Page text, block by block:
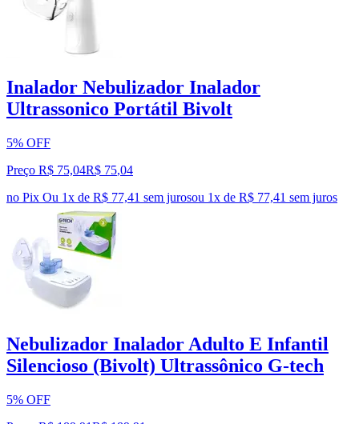
Inalador Nebulizador Inalador
Ultrassonico Portátil Bivolt
5% OFF
Preço R$ 75,04R$ 75,04
no Pix Ou 1x de R$ 77,41 sem jurosou 1x de R$ 77,41 sem juros
Nebulizador Inalador Adulto E Infantil
Silencioso (Bivolt) Ultrassônico G-tech
5% OFF